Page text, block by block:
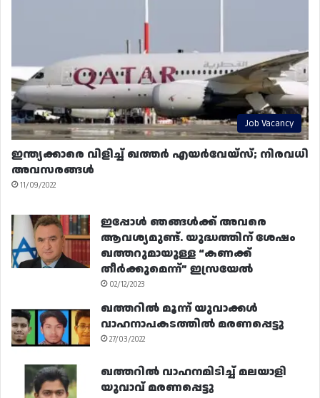
Job Vacancy
ഇന്ത്യക്കാരെ വിളിച്ച് ഖത്തർ എയർവേയ്‌സ്; നിരവധി
അവസരങ്ങൾ
11/09/2022
ഇപ്പോൾ ഞങ്ങൾക്ക് അവരെ
ആവശ്യമുണ്ട്. യുദ്ധത്തിന് ശേഷം
ഖത്തറുമായുള്ള “കണക്ക്
തീർക്കുമെന്ന്” ഇസ്രയേൽ
02/12/2023
ഖത്തറിൽ മൂന്ന് യുവാക്കൾ
വാഹനാപകടത്തിൽ മരണപ്പെട്ടു
27/03/2022
ഖത്തറിൽ വാഹനമിടിച്ച് മലയാളി
യുവാവ് മരണപ്പെട്ടു